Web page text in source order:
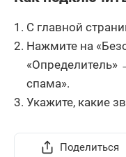
С главной
Нажмите на
«Определитель»
спама».
Укажите, какие
Поделиться